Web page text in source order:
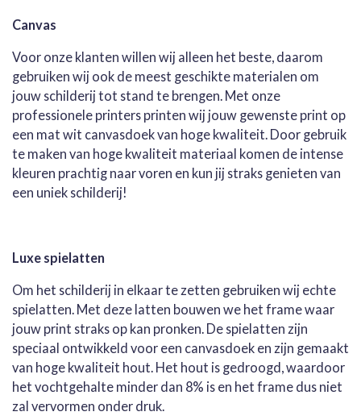
Canvas
Voor onze klanten willen wij alleen het beste, daarom
gebruiken wij ook de meest geschikte materialen om
jouw schilderij tot stand te brengen. Met onze
professionele printers printen wij jouw gewenste print op
een mat wit canvasdoek van hoge kwaliteit. Door gebruik
te maken van hoge kwaliteit materiaal komen de intense
kleuren prachtig naar voren en kun jij straks genieten van
een uniek schilderij!
Luxe spielatten
Om het schilderij in elkaar te zetten gebruiken wij echte
spielatten. Met deze latten bouwen we het frame waar
jouw print straks op kan pronken. De spielatten zijn
speciaal ontwikkeld voor een canvasdoek en zijn gemaakt
van hoge kwaliteit hout. Het hout is gedroogd, waardoor
het vochtgehalte minder dan 8% is en het frame dus niet
zal vervormen onder druk.